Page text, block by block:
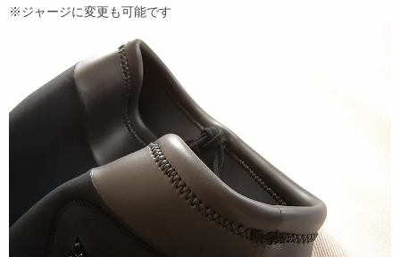
※ジャージに変更も可能です